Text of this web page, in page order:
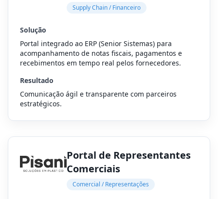
Supply Chain / Financeiro
Solução
Portal integrado ao ERP (Senior Sistemas) para
acompanhamento de notas fiscais, pagamentos e
recebimentos em tempo real pelos fornecedores.
Resultado
Comunicação ágil e transparente com parceiros
estratégicos.
Portal de Representantes
Comerciais
Comercial / Representações